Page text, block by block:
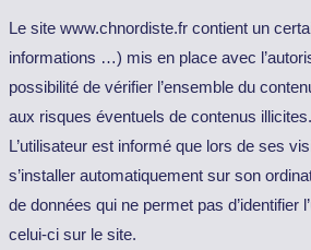
Le site www.chnordiste.fr contient un
informations …) mis en place avec
possibilité de vérifier l’ensemble du
aux risques éventuels de contenus illicites.
L’utilisateur est informé que lors de ses
s’installer automatiquement sur son
de données qui ne permet pas
celui-ci sur le site.